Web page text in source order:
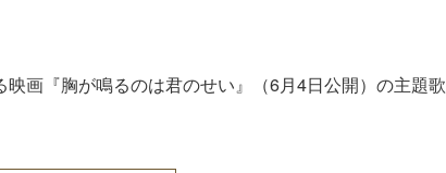
映画『胸が鳴るのは君のせい』（6月4日公開）の主題歌